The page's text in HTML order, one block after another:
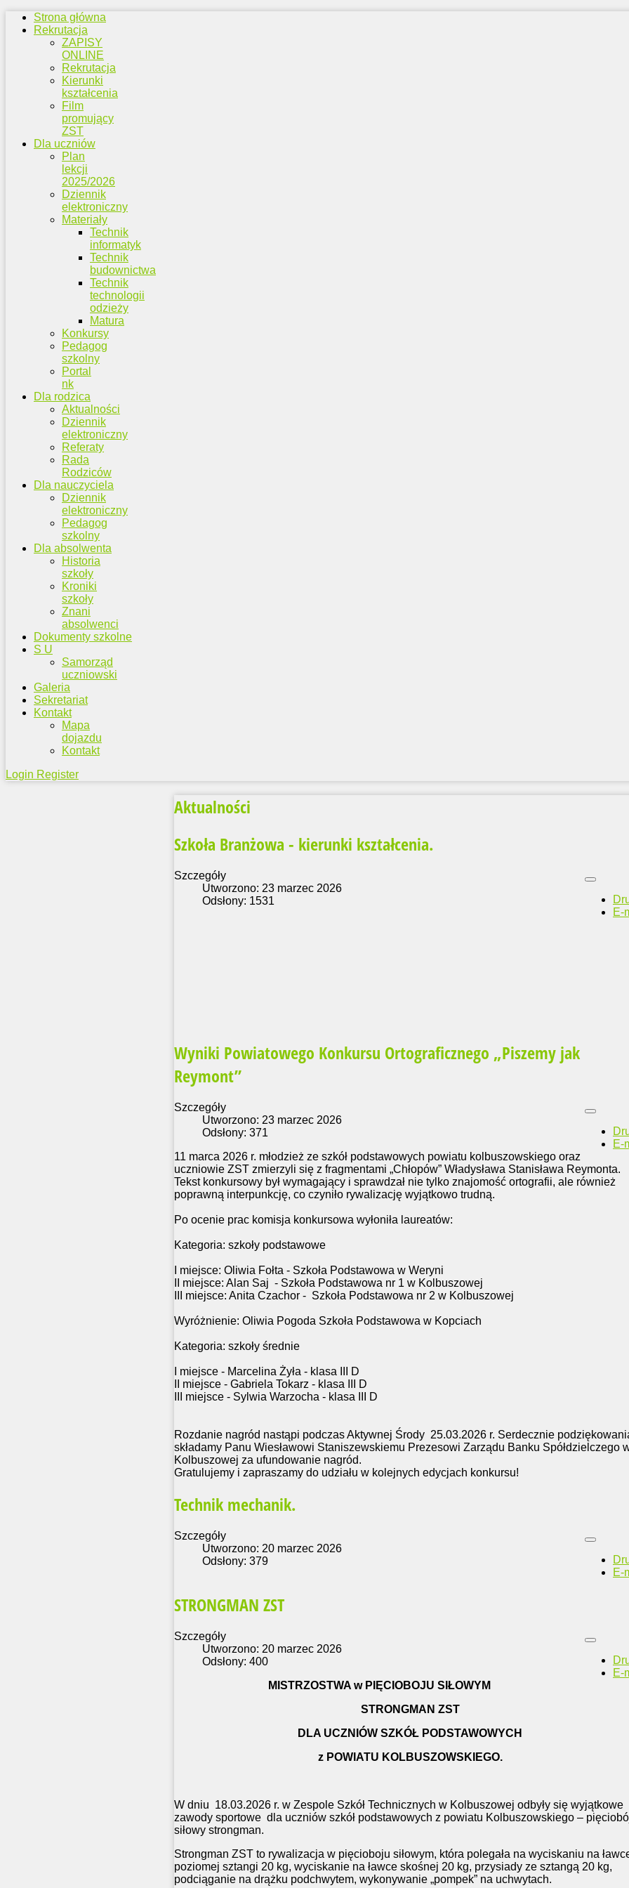
Strona główna
Rekrutacja
ZAPISY
ONLINE
Rekrutacja
Kierunki
kształcenia
Film
promujący
ZST
Dla uczniów
Plan
lekcji
2025/2026
Dziennik
elektroniczny
Materiały
Technik
informatyk
Technik
budownictwa
Technik
technologii
odzieży
Matura
Konkursy
Pedagog
szkolny
Portal
nk
Dla rodzica
Aktualności
Dziennik
elektroniczny
Referaty
Rada
Rodziców
Dla nauczyciela
Dziennik
elektroniczny
Pedagog
szkolny
Dla absolwenta
Historia
szkoły
Kroniki
szkoły
Znani
absolwenci
Dokumenty szkolne
S U
Samorząd
uczniowski
Galeria
Sekretariat
Kontakt
Mapa
dojazdu
Kontakt
Login Register
Aktualności
Szkoła Branżowa - kierunki kształcenia.
E-
Szczegóły
Utworzono: 23 marzec 2026
Odsłony: 1531
Wyniki Powiatowego Konkursu Ortograficznego „Piszemy jak
Reymont”
E-
Szczegóły
Utworzono: 23 marzec 2026
Odsłony: 371
11 marca 2026 r. młodzież ze szkół podstawowych powiatu kolbuszowskiego oraz
uczniowie ZST zmierzyli się z fragmentami „Chłopów” Władysława Stanisława Reymonta.
Tekst konkursowy był wymagający i sprawdzał nie tylko znajomość ortografii, ale również
poprawną interpunkcję, co czyniło rywalizację wyjątkowo trudną.
Po ocenie prac komisja konkursowa wyłoniła laureatów:
Kategoria: szkoły podstawowe
I miejsce: Oliwia Fołta - Szkoła Podstawowa w Weryni
II miejsce: Alan Saj - Szkoła Podstawowa nr 1 w Kolbuszowej
III miejsce: Anita Czachor - Szkoła Podstawowa nr 2 w Kolbuszowej
Wyróżnienie: Oliwia Pogoda Szkoła Podstawowa w Kopciach
Kategoria: szkoły średnie
I miejsce - Marcelina Żyła - klasa III D
II miejsce - Gabriela Tokarz - klasa III D
III miejsce - Sylwia Warzocha - klasa III D
Rozdanie nagród nastąpi podczas Aktywnej Środy 25.03.2026 r. Serdecznie
składamy Panu Wiesławowi Staniszewskiemu Prezesowi Zarządu Banku Spółdzielczego
Kolbuszowej za ufundowanie nagród.
Gratulujemy i zapraszamy do udziału w kolejnych edycjach konkursu!
Technik mechanik.
E-
Szczegóły
Utworzono: 20 marzec 2026
Odsłony: 379
STRONGMAN ZST
E-
Szczegóły
Utworzono: 20 marzec 2026
Odsłony: 400
MISTRZOSTWA w PIĘCIOBOJU SIŁOWYM
STRONGMAN ZST
DLA UCZNIÓW SZKÓŁ PODSTAWOWYCH
z POWIATU KOLBUSZOWSKIEGO.
W dniu 18.03.2026 r. w Zespole Szkół Technicznych w Kolbuszowej odbyły się wyjątkowe
zawody sportowe dla uczniów szkół podstawowych z powiatu Kolbuszowskiego –
siłowy strongman.
Strongman ZST to rywalizacja w pięcioboju siłowym, która polegała na wyciskaniu na
poziomej sztangi 20 kg, wyciskanie na ławce skośnej 20 kg, przysiady ze sztangą 20 kg,
podciąganie na drążku podchwytem, wykonywanie „pompek” na uchwytach.